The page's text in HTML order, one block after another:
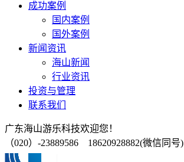
成功案例
国内案例
国外案例
新闻资讯
海山新闻
行业资讯
投资与管理
联系我们
广东海山游乐科技欢迎您！
（020）-23889586 18620928882(微信同号)